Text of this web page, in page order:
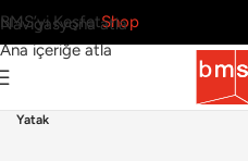
Navigasyona atla
Ana içeriğe atla
BMS’yi KeşfetShop
Poltrona Frau›
Yatak